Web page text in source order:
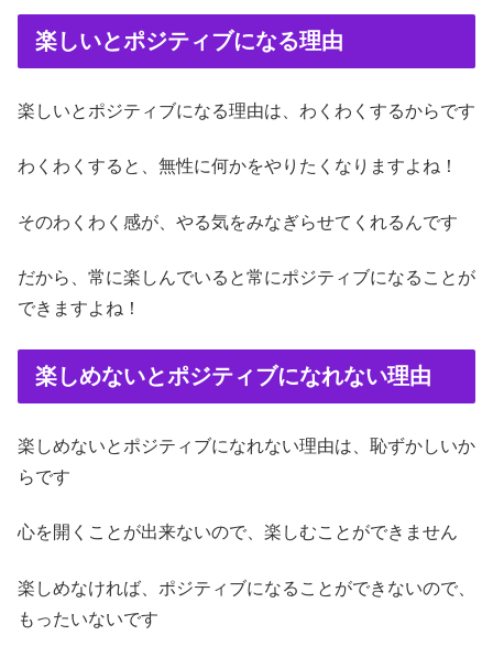
楽しいとポジティブになる理由
楽しいとポジティブになる理由は、わくわくするからです
わくわくすると、無性に何かをやりたくなりますよね！
そのわくわく感が、やる気をみなぎらせてくれるんです
だから、常に楽しんでいると常にポジティブになることが
できますよね！
楽しめないとポジティブになれない理由
楽しめないとポジティブになれない理由は、恥ずかしいか
らです
心を開くことが出来ないので、楽しむことができません
楽しめなければ、ポジティブになることができないので、
もったいないです